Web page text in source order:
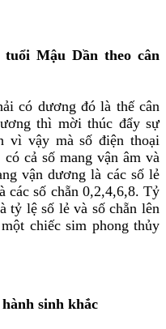
Mậu Dần theo cân
có dương đó là thế cân
thì mời thúc đẩy sự
vì vậy mà số điện thoại
cả số mang vận âm và
vận dương là các số lẻ
các số chẵn 0,2,4,6,8. Tỷ
tỷ lệ số lẻ và số chẵn lên
chiếc sim phong thủy
sinh khắc